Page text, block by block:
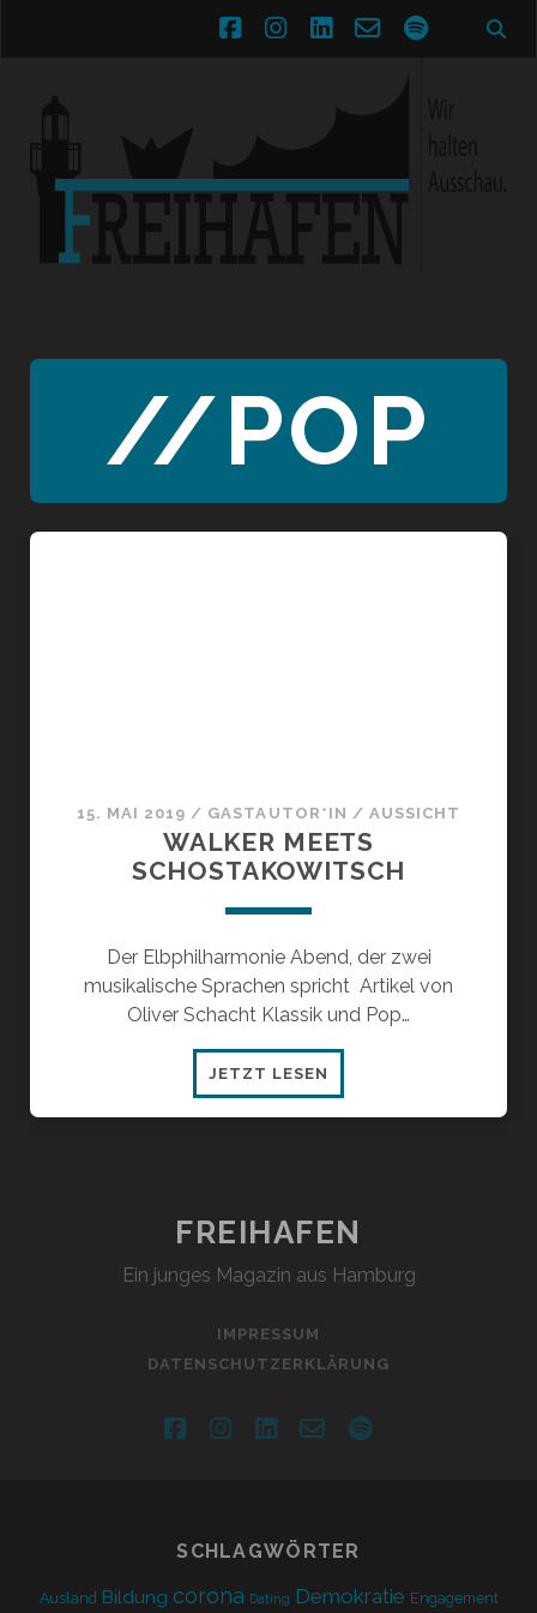
facebookinstagram
linkedin
email-spotify
//POP
15. MAI 2019 / GASTAUTOR*IN / AUSSICHT
WALKER MEETS
SCHOSTAKOWITSCH
Der Elbphilharmonie Abend, der zwei
musikalische Sprachen spricht Artikel von
Oliver Schacht Klassik und Pop…
JETZT LESEN
MEETS
FREIHAFEN
Ein junges Magazin aus Hamburg
IMPRESSUM
DATENSCHUTZERKLÄRUNG
facebookinstagram
linkedin
email-spotify
SCHLAGWÖRTER
Ausland Bildung corona Dating Demokratie Engagement